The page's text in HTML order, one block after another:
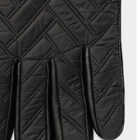
город